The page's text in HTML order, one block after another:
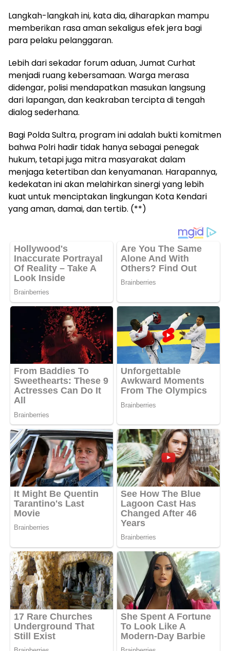
Langkah-langkah ini, kata dia, diharapkan mampu
memberikan rasa aman sekaligus efek jera bagi
para pelaku pelanggaran.
Lebih dari sekadar forum aduan, Jumat Curhat
menjadi ruang kebersamaan. Warga merasa
didengar, polisi mendapatkan masukan langsung
dari lapangan, dan keakraban tercipta di tengah
dialog sederhana.
Bagi Polda Sultra, program ini adalah bukti komitmen
bahwa Polri hadir tidak hanya sebagai penegak
hukum, tetapi juga mitra masyarakat dalam
menjaga ketertiban dan kenyamanan. Harapannya,
kedekatan ini akan melahirkan sinergi yang lebih
kuat untuk menciptakan lingkungan Kota Kendari
yang aman, damai, dan tertib. (**)